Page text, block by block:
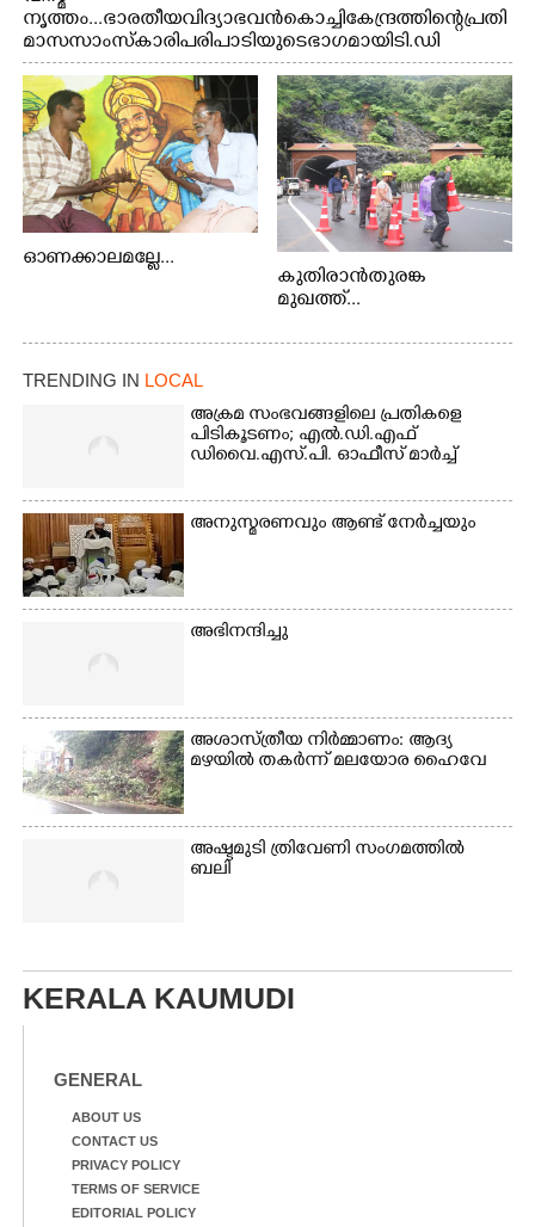
നൃത്തം...ഭാരതീയ വിദ്യാഭവൻ കൊച്ചി കേന്ദ്രത്തിന്റെ പ്രതി
മാസ സാംസ്കാരി പരിപാടിയുടെ ഭാഗമായി ടി.ഡി
റോഡിലെ ഭാരതീയ വിദ്യാഭവൻ സർദാർ പട്ടേൽ
സഭാഗൃഹത്തിൽ പ്രശസ്ത കഥക് നർത്തകി എം.
അക്ഷത അവതരിപ്പിച്ച ലയ നമൻ കഥകിൽ നിന്ന്
ഓണക്കാലമല്ലേ...
കുതിരാൻതുരങ്ക
മുഖത്ത്...
TRENDING IN LOCAL
അക്രമ സംഭവങ്ങളിലെ പ്രതികളെ
പിടികൂടണം; എൽ.ഡി.എഫ്
ഡിവൈ.എസ്.പി. ഓഫീസ് മാർച്ച്
അനുസ്മരണവും ആണ്ട് നേർച്ചയും
അഭിനന്ദിച്ചു
അശാസ്ത്രീയ നിർമ്മാണം: ആദ്യ
മഴയിൽ തകർന്ന് മലയോര ഹൈവേ
അഷ്ടമുടി ത്രിവേണി സംഗമത്തിൽ
ബലി
KERALA KAUMUDI
GENERAL
ABOUT US
CONTACT US
PRIVACY POLICY
TERMS OF SERVICE
EDITORIAL POLICY